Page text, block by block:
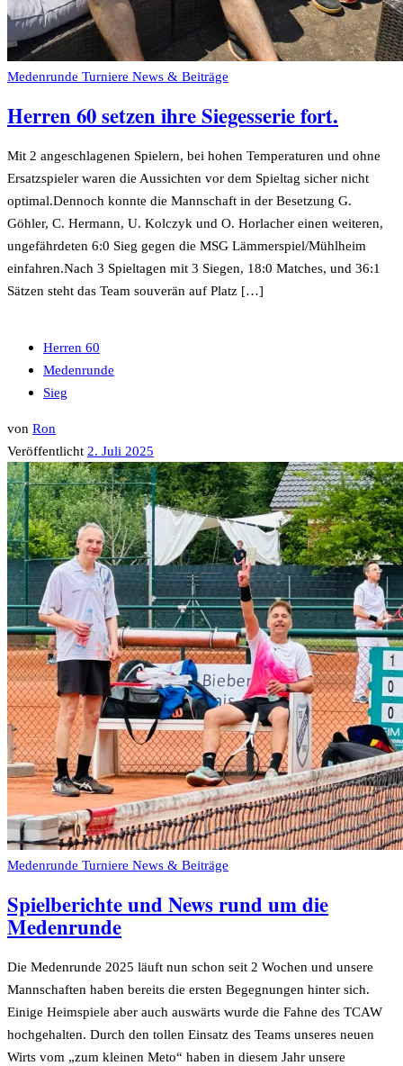
Medenrunde Turniere News & Beiträge
Herren 60 setzen ihre Siegesserie fort.
Mit 2 angeschlagenen Spielern, bei hohen Temperaturen und ohne
Ersatzspieler waren die Aussichten vor dem Spieltag sicher nicht
optimal.Dennoch konnte die Mannschaft in der Besetzung G.
Göhler, C. Hermann, U. Kolczyk und O. Horlacher einen weiteren,
ungefährdeten 6:0 Sieg gegen die MSG Lämmerspiel/Mühlheim
einfahren.Nach 3 Spieltagen mit 3 Siegen, 18:0 Matches, und 36:1
Sätzen steht das Team souverän auf Platz […]
Herren 60
Medenrunde
Sieg
von Ron
Veröffentlicht 2. Juli 2025
Medenrunde Turniere News & Beiträge
Spielberichte und News rund um die
Medenrunde
Die Medenrunde 2025 läuft nun schon seit 2 Wochen und unsere
Mannschaften haben bereits die ersten Begegnungen hinter sich.
Einige Heimspiele aber auch auswärts wurde die Fahne des TCAW
hochgehalten. Durch den tollen Einsatz des Teams unseres neuen
Wirts vom „zum kleinen Meto“ haben in diesem Jahr unsere